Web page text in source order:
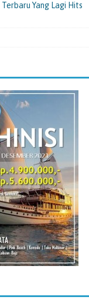
Yang Lagi Hits